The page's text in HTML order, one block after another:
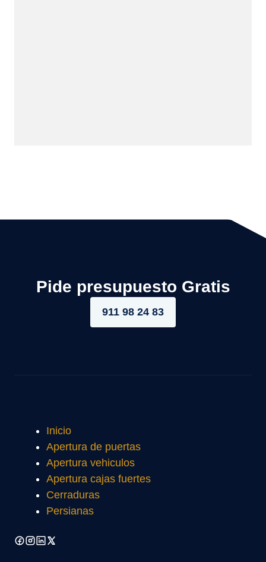
Pide presupuesto Gratis
911 98 24 83
Inicio
Apertura de puertas
Apertura vehiculos
Apertura cajas fuertes
Cerraduras
Persianas